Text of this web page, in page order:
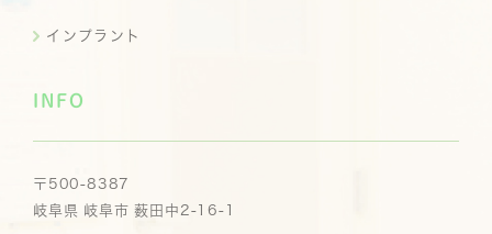
インプラント
INFO
〒500-8387
岐阜県 岐阜市 薮田中2-16-1